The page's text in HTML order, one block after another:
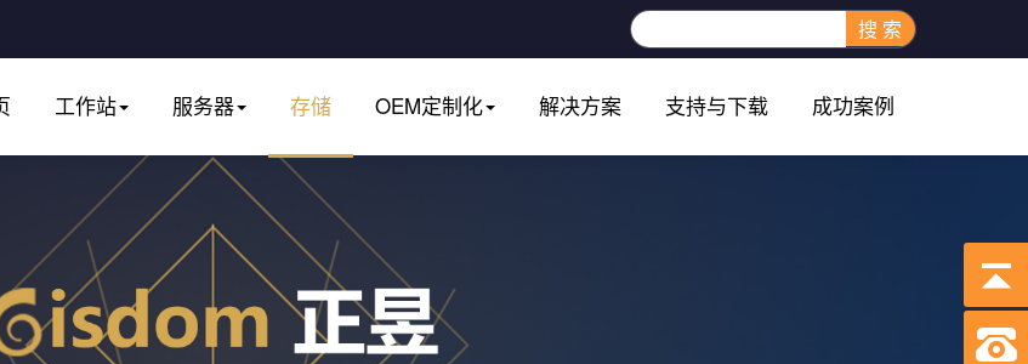
搜 索
工作站 服务器 存储 OEM定制化 解决方案 支持与下载 成功案例